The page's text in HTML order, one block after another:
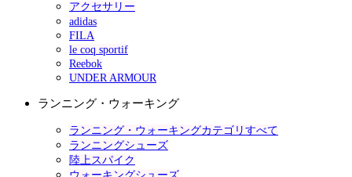
アクセサリー
adidas
FILA
le coq sportif
Reebok
UNDER ARMOUR
ランニング・ウォーキング
ランニング・ウォーキングカテゴリすべて
ランニングシューズ
陸上スパイク